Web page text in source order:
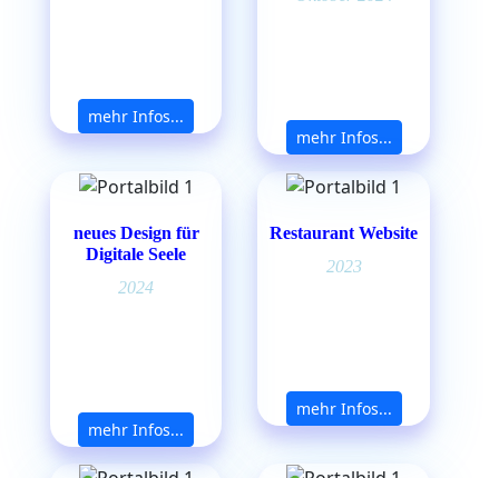
mehr Infos...
mehr Infos...
neues Design für
Digitale Seele
2024
mehr Infos...
Restaurant Website
2023
mehr Infos...